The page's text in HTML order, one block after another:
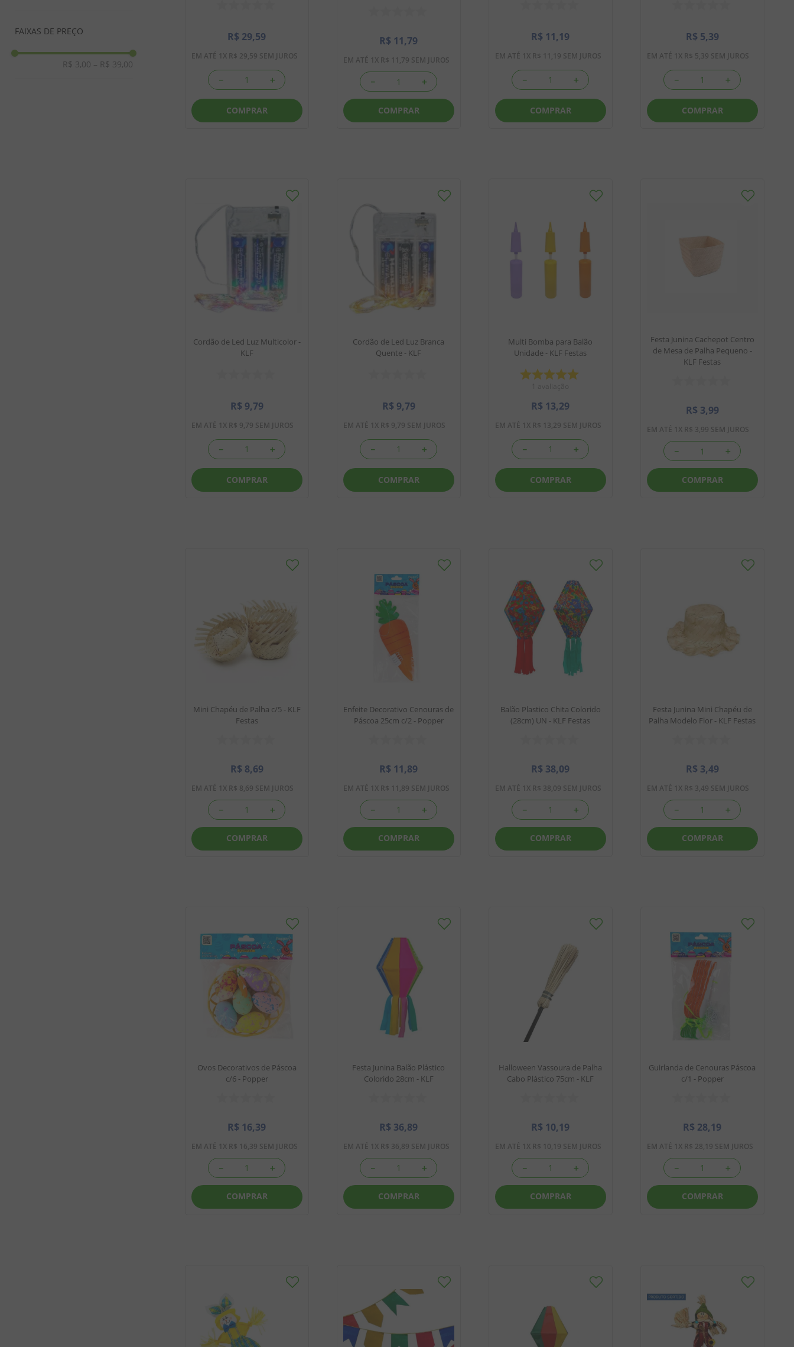
FAIXAS DE PREÇO
R$ 3,00 – R$ 39,00
R$ 29,59
EM ATÉ 1 X R$ 29,59 SEM JUROS
＋
－
COMPRAR
R$ 11,79
EM ATÉ 1 X R$ 11 ,79 SEM JUROS
＋
－
COMPRAR
R$ 11,19
EM ATÉ 1 X R$ 11 ,19 SEM JUROS
＋
－
COMPRAR
R$ 5,39
EM ATÉ 1 X R$ 5,39 SEM JUROS
＋
－
COMPRAR
Cordão de Led Luz Multicolor -
KLF
R$ 9,79
EM ATÉ 1 X R$ 9,79 SEM JUROS
＋
－
COMPRAR
Cordão de Led Luz Branca
Quente - KLF
R$ 9,79
EM ATÉ 1 X R$ 9,79 SEM JUROS
＋
－
COMPRAR
Multi Bomba para Balão
Unidade - KLF Festas
R$ 13,29
EM ATÉ 1 X R$ 13,29 SEM JUROS
＋
－
COMPRAR
Festa Junina Cachepot Centro
de Mesa de Palha Pequeno -
KLF Festas
R$ 3,99
EM ATÉ 1 X R$ 3,99 SEM JUROS
＋
－
COMPRAR
Mini Chapéu de Palha c/5 - KLF
Festas
R$ 8,69
EM ATÉ 1 X R$ 8,69 SEM JUROS
＋
－
COMPRAR
Enfeite Decorativo Cenouras de
Páscoa 25cm c/2 - Popper
R$ 11,89
EM ATÉ 1 X R$ 11 ,89 SEM JUROS
＋
－
COMPRAR
Balão Plastico Chita Colorido
(28cm) UN - KLF Festas
R$ 38,09
EM ATÉ 1 X R$ 38,09 SEM JUROS
＋
－
COMPRAR
Festa Junina Mini Chapéu de
Palha Modelo Flor - KLF Festas
R$ 3,49
EM ATÉ 1 X R$ 3,49 SEM JUROS
＋
－
COMPRAR
Ovos Decorativos de Páscoa
c/6 - Popper
R$ 16,39
EM ATÉ 1 X R$ 16,39 SEM JUROS
＋
－
COMPRAR
Festa Junina Balão Plástico
Colorido 28cm - KLF
R$ 36,89
EM ATÉ 1 X R$ 36,89 SEM JUROS
＋
－
COMPRAR
Halloween Vassoura de Palha
Cabo Plástico 75cm - KLF
R$ 10,19
EM ATÉ 1 X R$ 10,19 SEM JUROS
＋
－
COMPRAR
Guirlanda de Cenouras Páscoa
c/1 - Popper
R$ 28,19
EM ATÉ 1 X R$ 28,19 SEM JUROS
＋
－
COMPRAR